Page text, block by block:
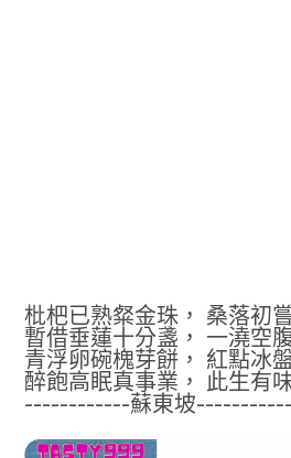
枇杷已熟粲金珠， 桑落初
暫借垂蓮十分盞， 一澆空
青浮卵碗槐芽餅， 紅點冰
醉飽高眠真事業， 此生有
------------蘇東坡